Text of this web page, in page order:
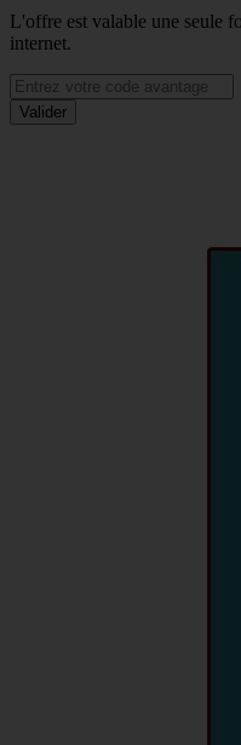
L'offre est valable une seule
internet.
Valider